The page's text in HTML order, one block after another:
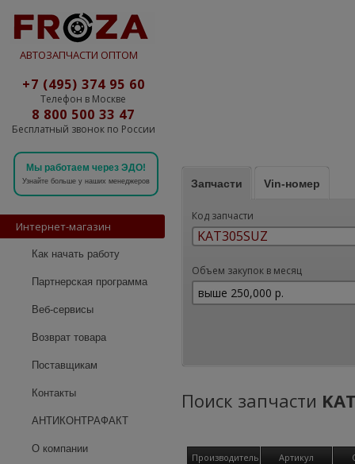
АВТОЗАПЧАСТИ ОПТОМ
+7 (495) 374 95 60
Телефон в Москве
8 800 500 33 47
Бесплатный звонок по России
Мы работаем через ЭДО!
Узнайте больше у наших менеджеров
Интернет-магазин
Как начать работу
Партнерская программа
Веб-сервисы
Возврат товара
Поставщикам
Контакты
АНТИКОНТРАФАКТ
О компании
Запчасти Vin-номер
Код запчасти
Объем закупок в месяц
Поиск запчасти
Производитель Артикул